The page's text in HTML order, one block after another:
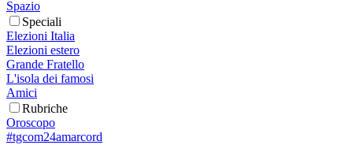
Spazio
Speciali
Elezioni Italia
Elezioni estero
Grande Fratello
L'isola dei famosi
Amici
Rubriche
Oroscopo
#tgcom24amarcord